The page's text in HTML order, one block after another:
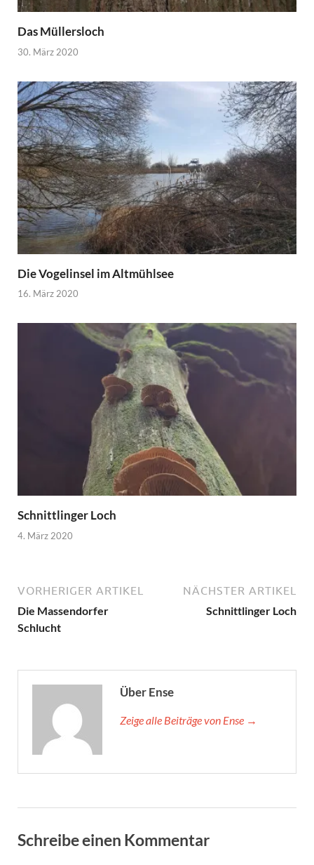
Das Müllersloch
30. März 2020
Die Vogelinsel im Altmühlsee
16. März 2020
Schnittlinger Loch
4. März 2020
VORHERIGER ARTIKEL
Die Massendorfer
Schlucht
NÄCHSTER ARTIKEL
Schnittlinger Loch
Über Ense
Zeige alle Beiträge von Ense →
Schreibe einen Kommentar